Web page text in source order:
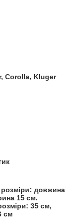
Corolla, Kluger
розміри: довжина
15 см.
35 см,
см